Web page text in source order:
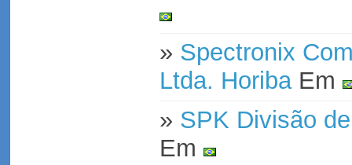
» Spectronix
Ltda. HoribaEm
» SPK Divisão
Em